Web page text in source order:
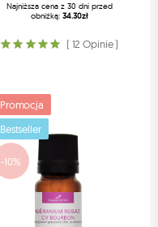
Najniższa cena z 30 dni przed
obniżką: 34.30zł
( 12 Opinie )
Promocja
Bestseller
-10%